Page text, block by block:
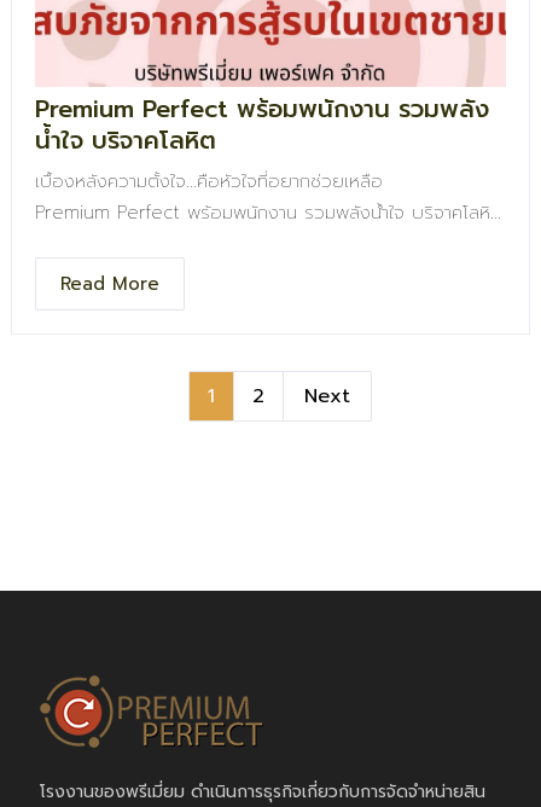
Premium Perfect พร้อมพนักงาน รวมพลัง
น้ำใจ บริจาคโลหิต
เบื้องหลังความตั้งใจ…คือหัวใจที่อยากช่วยเหลือ
Premium Perfect พร้อมพนักงาน รวมพลังน้ำใจ บริจาคโลหิต
เราขอเป็นส่วนหนึ่งในการสำรองโลหิตในคลัง เพื่อช่วยเหลือชีวิต
ที่รอคอยโอกาส และเติมเต็มพลังบวกให้สังคม
Read More
1 2 Next
โรงงานของพรีเมี่ยม ดำเนินการธุรกิจเกี่ยวกับการจัดจำหน่ายสิน